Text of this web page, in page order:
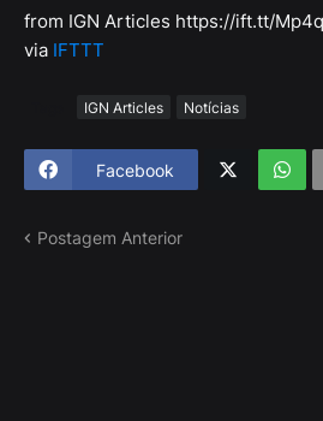
from IGN Articles https://ift.tt/
via IFTTT
IGN Articles Notícias
Facebook
Postagem Anterior